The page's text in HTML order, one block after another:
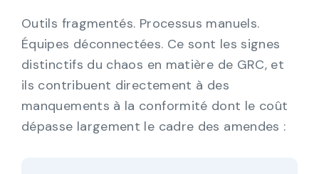
Outils fragmentés. Processus manuels.
Équipes déconnectées. Ce sont les signes
distinctifs du chaos en matière de GRC, et
ils contribuent directement à des
manquements à la conformité dont le coût
dépasse largement le cadre des amendes :